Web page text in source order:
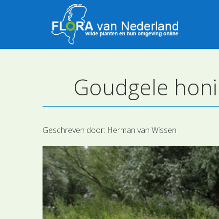
Goudgele
Geschreven door: Herman van Wissen